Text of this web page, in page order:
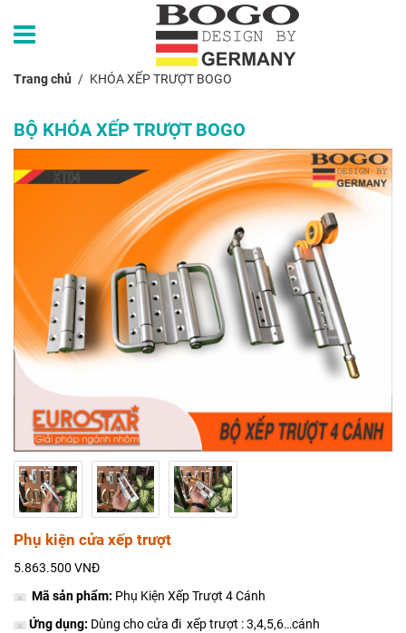
Trang chủ KHÓA XẾP TRƯỢT BOGO
BỘ KHÓA XẾP TRƯỢT BOGO
Phụ kiện cửa xếp trượt
5.863.500 VNĐ
Mã sản phẩm: Phụ Kiện Xếp Trượt 4 Cánh
Ứng dụng: Dùng cho cửa đi xếp trượt : 3,4,5,6…cánh